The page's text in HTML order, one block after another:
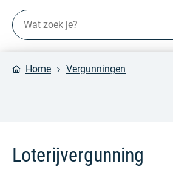
Home Vergunningen
Loterijvergunning